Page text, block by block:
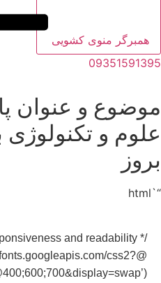
همبرگر منوی کشویی
09351591395
موضوع و عنوان
علوم و تکنولوژی
بروز
“`html
/* Basic styles for responsiveness and readability */
fonts.googleapis.com/css2?